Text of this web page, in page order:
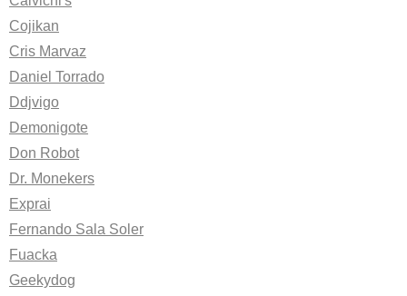
Cojikan
Cris Marvaz
Daniel Torrado
Ddjvigo
Demonigote
Don Robot
Dr. Monekers
Exprai
Fernando Sala Soler
Fuacka
Geekydog